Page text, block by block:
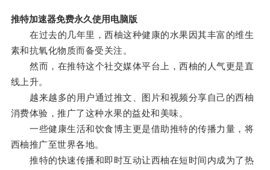
推特加速器免费永久使用电脑版
在过去的几年里，西柚这种健康的水果因其丰富的维生
素和抗氧化物质而备受关注。
然而，在推特这个社交媒体平台上，西柚的人气更是直
线上升。
越来越多的用户通过推文、图片和视频分享自己的西柚
消费体验，推广了这种水果的益处和美味。
一些健康生活和饮食博主更是借助推特的传播力量，将
西柚推广至世界各地。
推特的快速传播和即时互动让西柚在短时间内成为了热